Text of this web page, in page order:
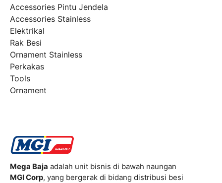
Accessories Pintu Jendela
Accessories Stainless
Elektrikal
Rak Besi
Ornament Stainless
Perkakas
Tools
Ornament
Mega Baja adalah unit bisnis di bawah naungan
MGI Corp, yang bergerak di bidang distribusi besi